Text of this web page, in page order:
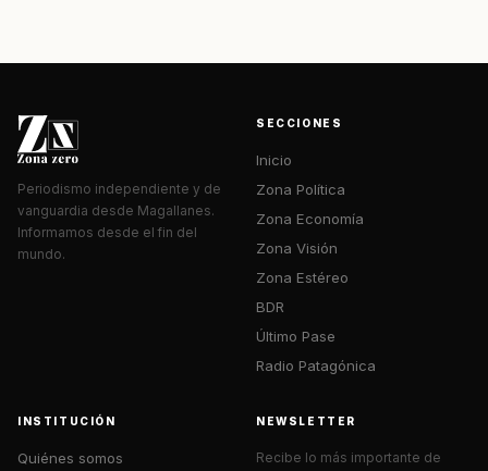
Periodismo independiente y de
vanguardia desde Magallanes.
Informamos desde el fin del
mundo.
SECCIONES
Inicio
Zona Política
Zona Economía
Zona Visión
Zona Estéreo
BDR
Último Pase
Radio Patagónica
INSTITUCIÓN
Quiénes somos
NEWSLETTER
Recibe lo más importante de